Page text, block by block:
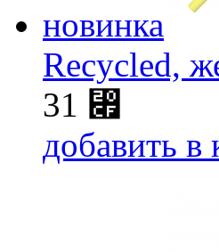
новинка
Recycled,
31 ⃏
добавить в